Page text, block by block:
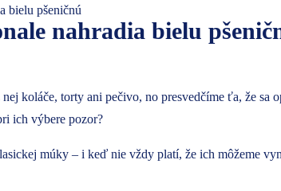
bielu pšeničnú
nahradia bielu
koláče, torty ani pečivo, no presvedčíme ťa, že
ich výbere pozor?
múky – i keď nie vždy platí, že ich môžeme